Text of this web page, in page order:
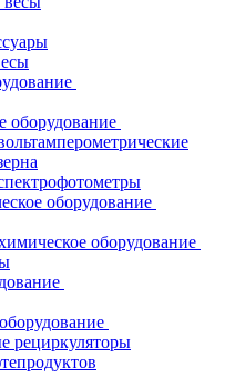
оборудование
оборудование
оборудование
рециркуляторы